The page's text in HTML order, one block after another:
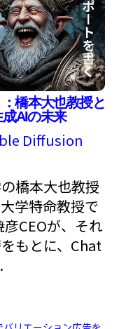
橋本大也教授と
AIの未来
Diffusion
橋本大也教授
学特命教授で
CEOが、それ
もとに、Chat